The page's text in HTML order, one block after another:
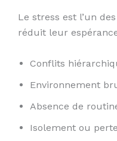
Le stress est l’un
réduit leur
Conflits
Environnement
Absence de
Isolement ou